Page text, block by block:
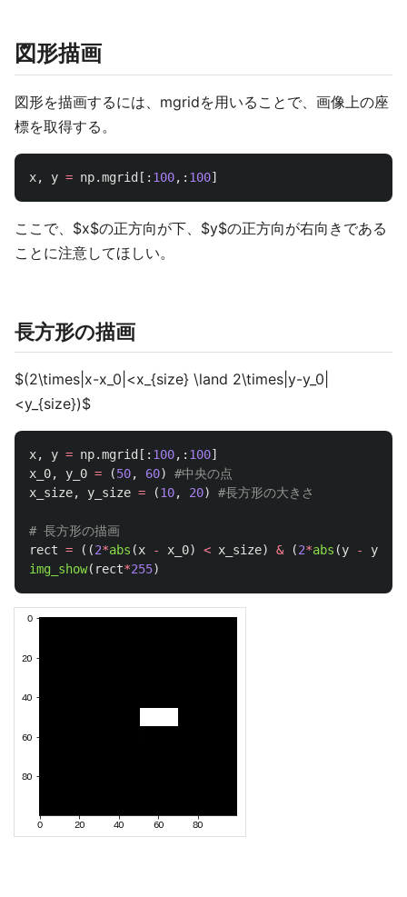
図形描画
図形を描画するには、mgridを用いることで、画像上の座
標を取得する。
x, y = np.mgrid [: 100,: 100]
ここで、$x$の正方向が下、$y$の正方向が右向きである
ことに注意してほしい。
長方形の描画
$(2\times|x-x_0|<x_{size} \land 2\times|y-y_0|
<y_{size})$
x, y = np.mgrid [: 100,: 100]
x_0, y_0 = (50, 60)
x_size, y_size = (10, 20)
rect = ((2*abs (x - x_0) < x_size) & (2*abs (y - y_0
img_show( rect*255)